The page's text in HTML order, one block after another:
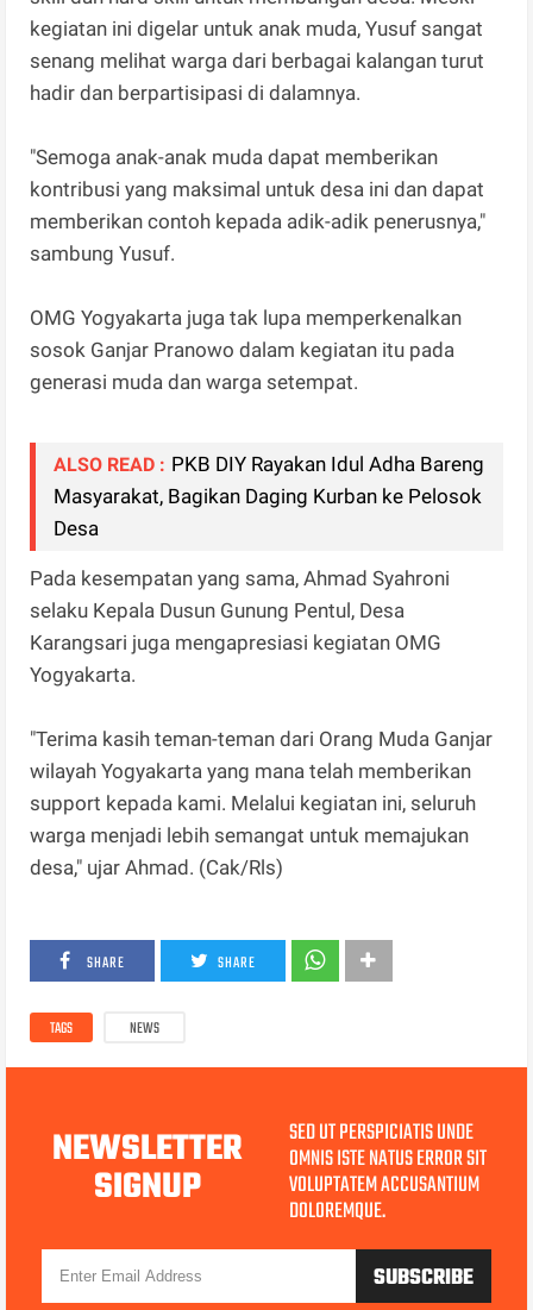
kegiatan ini digelar untuk anak muda, Yusuf sangat
senang melihat warga dari berbagai kalangan turut
hadir dan berpartisipasi di dalamnya.
"Semoga anak-anak muda dapat memberikan
kontribusi yang maksimal untuk desa ini dan dapat
memberikan contoh kepada adik-adik penerusnya,"
sambung Yusuf.
OMG Yogyakarta juga tak lupa memperkenalkan
sosok Ganjar Pranowo dalam kegiatan itu pada
generasi muda dan warga setempat.
ALSO READ : PKB DIY Rayakan Idul Adha Bareng
Masyarakat, Bagikan Daging Kurban ke Pelosok
Desa
Pada kesempatan yang sama, Ahmad Syahroni
selaku Kepala Dusun Gunung Pentul, Desa
Karangsari juga mengapresiasi kegiatan OMG
Yogyakarta.
"Terima kasih teman-teman dari Orang Muda Ganjar
wilayah Yogyakarta yang mana telah memberikan
support kepada kami. Melalui kegiatan ini, seluruh
warga menjadi lebih semangat untuk memajukan
desa," ujar Ahmad. (Cak/Rls)
SHARE SHARE
TAGS NEWS
NEWSLETTER
SIGNUP
SED UT PERSPICIATIS UNDE
OMNIS ISTE NATUS ERROR SIT
VOLUPTATEM ACCUSANTIUM
DOLOREMQUE.